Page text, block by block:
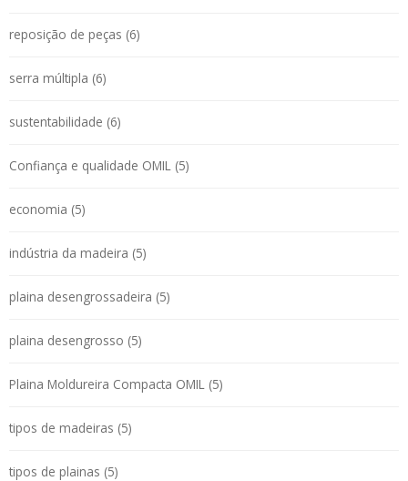
reposição de peças (6)
serra múltipla (6)
sustentabilidade (6)
Confiança e qualidade OMIL (5)
economia (5)
indústria da madeira (5)
plaina desengrossadeira (5)
plaina desengrosso (5)
Plaina Moldureira Compacta OMIL (5)
tipos de madeiras (5)
tipos de plainas (5)